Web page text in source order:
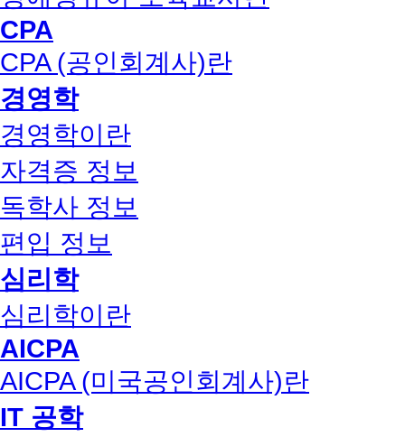
CPA
CPA (공인회계사)란
경영학
경영학이란
자격증 정보
독학사 정보
편입 정보
심리학
심리학이란
AICPA
AICPA (미국공인회계사)란
IT 공학